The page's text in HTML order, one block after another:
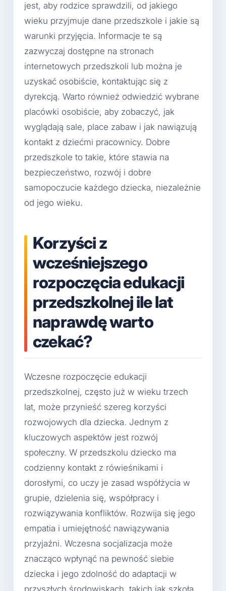
jest, aby rodzice sprawdzili, od jakiego
wieku przyjmuje dane przedszkole i jakie są
warunki przyjęcia. Informacje te są
zazwyczaj dostępne na stronach
internetowych przedszkoli lub można je
uzyskać osobiście, kontaktując się z
dyrekcją. Warto również odwiedzić wybrane
placówki osobiście, aby zobaczyć, jak
wyglądają sale, place zabaw i jak nawiązują
kontakt z dziećmi pracownicy. Dobre
przedszkole to takie, które stawia na
bezpieczeństwo, rozwój i dobre
samopoczucie każdego dziecka, niezależnie
od jego wieku.
Korzyści z
wcześniejszego
rozpoczęcia edukacji
przedszkolnej ile lat
naprawdę warto
czekać?
Wczesne rozpoczęcie edukacji
przedszkolnej, często już w wieku trzech
lat, może przynieść szereg korzyści
rozwojowych dla dziecka. Jednym z
kluczowych aspektów jest rozwój
społeczny. W przedszkolu dziecko ma
codzienny kontakt z rówieśnikami i
dorosłymi, co uczy je zasad współżycia w
grupie, dzielenia się, współpracy i
rozwiązywania konfliktów. Rozwija się jego
empatia i umiejętność nawiązywania
przyjaźni. Wczesna socjalizacja może
znacząco wpłynąć na pewność siebie
dziecka i jego zdolność do adaptacji w